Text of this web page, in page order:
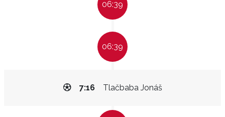
06:39
06:39
Tlačbaba Jonáš
7:16